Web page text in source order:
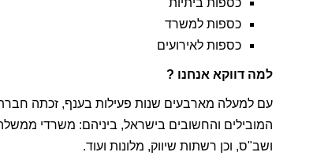
כספות למשרד
כספות לאירועים
למה דווקא אנחנו ?
עם למעלה מארבעים שנות פעילות בענף, זכתה
המובילים והחשובים בישראל, ביניהם: משרדי
ושב"ס, וכן רשתות שיווק, מלונות ועוד.